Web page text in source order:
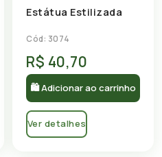
Estátua Estilizada
Cód: 3074
R$ 40,70
🛍 Adicionar ao carrinho
Ver detalhes